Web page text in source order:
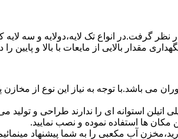
مقدار بالایی از مایعات با بالا و پایین را
افتخارات تولیدی ایده نوآوران می باشد.با توجه به
استوانه ای را ندارند طراحی و تولید
مکان ها استفاده نموده و نصب نمایید.
آب مکعبی را به شما پیشنهاد